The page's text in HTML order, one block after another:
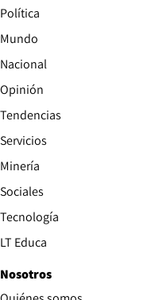
Política
Mundo
Nacional
Opinión
Tendencias
Servicios
Minería
Sociales
Tecnología
LT Educa
Nosotros